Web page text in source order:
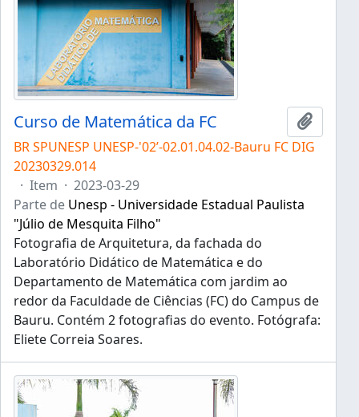
Curso de Matemática da FC
BR SPUNESP UNESP-'02’-02.01.04.02-Bauru FC DIG
20230329.014
· Item · 2023-03-29
Parte de Unesp - Universidade Estadual Paulista
"Júlio de Mesquita Filho"
Fotografia de Arquitetura, da fachada do
Laboratório Didático de Matemática e do
Departamento de Matemática com jardim ao
redor da Faculdade de Ciências (FC) do Campus de
Bauru. Contém 2 fotografias do evento. Fotógrafa:
Eliete Correia Soares.